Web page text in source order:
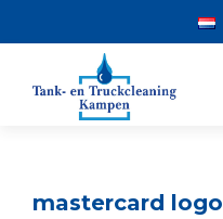
mastercard logo